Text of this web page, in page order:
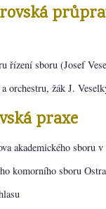
řízení sboru (Josef
orchestru, žák J.
praxe
akademického sboru
komorního sboru